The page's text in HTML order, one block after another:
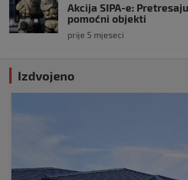
Akcija SIPA-e:
pomoćni objekti
prije 5 mjeseci
Izdvojeno